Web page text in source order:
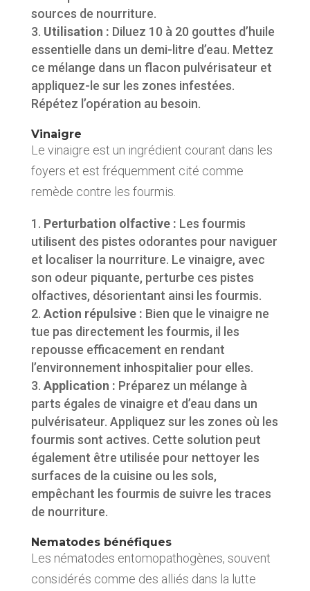
sources de nourriture.
Utilisation : Diluez 10 à 20 gouttes d’huile
essentielle dans un demi-litre d’eau. Mettez
ce mélange dans un flacon pulvérisateur et
appliquez-le sur les zones infestées.
Répétez l’opération au besoin.
Vinaigre
Le vinaigre est un ingrédient courant dans les
foyers et est fréquemment cité comme
remède contre les fourmis.
Perturbation olfactive : Les fourmis
utilisent des pistes odorantes pour naviguer
et localiser la nourriture. Le vinaigre, avec
son odeur piquante, perturbe ces pistes
olfactives, désorientant ainsi les fourmis.
Action répulsive : Bien que le vinaigre ne
tue pas directement les fourmis, il les
repousse efficacement en rendant
l’environnement inhospitalier pour elles.
Application : Préparez un mélange à
parts égales de vinaigre et d’eau dans un
pulvérisateur. Appliquez sur les zones où les
fourmis sont actives. Cette solution peut
également être utilisée pour nettoyer les
surfaces de la cuisine ou les sols,
empêchant les fourmis de suivre les traces
de nourriture.
Nematodes bénéfiques
Les nématodes entomopathogènes, souvent
considérés comme des alliés dans la lutte